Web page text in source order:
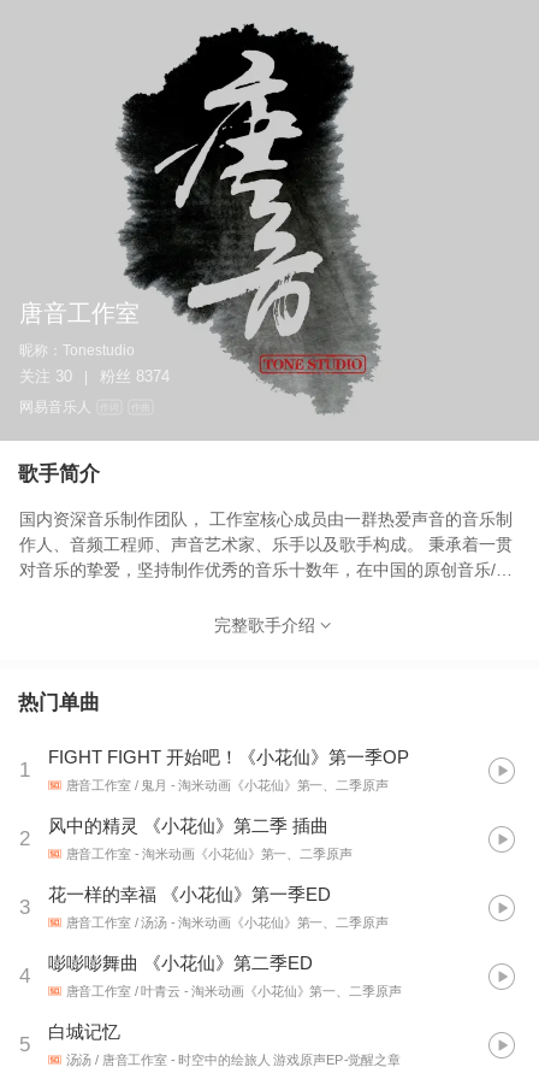
唐音工作室
昵称： Tonestudio
关注 30 粉丝 8374
网易音乐人
歌手简介
国内资深音乐制作团队， 工作室核心成员由一群热爱声音的音乐制
作人、音频工程师、声音艺术家、乐手以及歌手构成。 秉承着一贯
对音乐的挚爱，坚持制作优秀的音乐十数年，在中国的原创音乐/动
完整歌手介绍
热门单曲
1
FIGHT FIGHT 开始吧！《小花仙》第一季OP
唐音工作室 / 鬼月 - 淘米动画《小花仙》第一、二季原声
2
风中的精灵 《小花仙》第二季 插曲
唐音工作室 - 淘米动画《小花仙》第一、二季原声
3
花一样的幸福 《小花仙》第一季ED
唐音工作室 / 汤汤 - 淘米动画《小花仙》第一、二季原声
4
嘭嘭嘭舞曲 《小花仙》第二季ED
唐音工作室 / 叶青云 - 淘米动画《小花仙》第一、二季原声
5
白城记忆
汤汤 / 唐音工作室 - 时空中的绘旅人 游戏原声EP-觉醒之章